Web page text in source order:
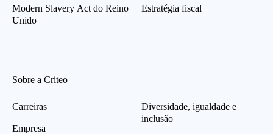
Modern Slavery Act do Reino
Unido
Estratégia fiscal
Sobre a Criteo
Carreiras
Empresa
Diversidade, igualdade e
inclusão